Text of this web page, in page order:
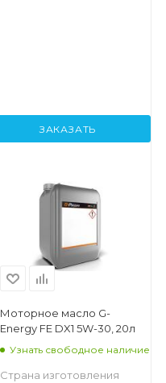
ЗАКАЗАТЬ
Моторное масло G-
Energy FE DX1 5W-30, 20л
Узнать свободное наличие
Страна изготовления